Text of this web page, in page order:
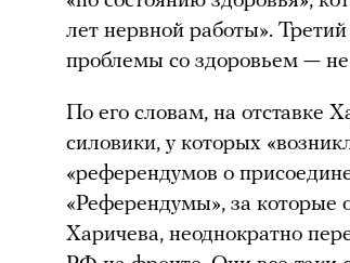
лет нервной работы».
проблемы со здоровьем —
По его словам, на отставке
силовики, у которых
«референдумов о
«Референдумы», за которые
Харичева, неоднократно